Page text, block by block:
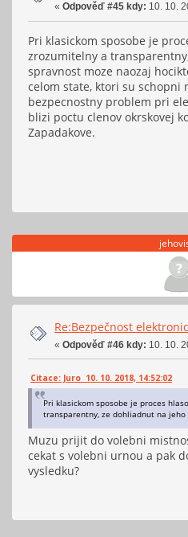
« Odpověď #45 kdy: 10. 10.
Pri klasickom sposobe je
zrozumitelny a
spravnost moze naozaj
celom state, ktori su schopni
bezpecnostny problem pri
blizi poctu clenov okrskovej
Zapadakove.
Re:Bezpečnost
« Odpověď #46 kdy: 10. 10.
Citace: Juro 10. 10. 2018, 14:52:02
Pri klasickom sposobe je proces
transparentny, ze dohliadnut na
Muzu prijit do volebni
cekat s volebni urnou a pak
vysledku?